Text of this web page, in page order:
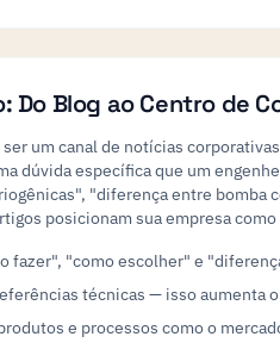
Do Blog ao Centro de
um canal de notícias
dúvida específica que um
"diferença entre
posicionam sua empresa
fazer", "como escolher" e
técnicas — isso aumenta o
e processos como o